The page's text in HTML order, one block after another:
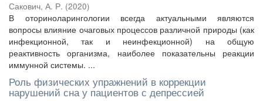
Сакович, А. Р. (2020)
В оториноларингологии всегда актуальными являются
вопросы влияние очаговых процессов различной природы (как
инфекционной, так и неинфекционной) на общую
реактивность организма, наиболее показательны реакции
иммунной системы. ...
Роль физических упражнений в коррекции
нарушений сна у пациентов с депрессией